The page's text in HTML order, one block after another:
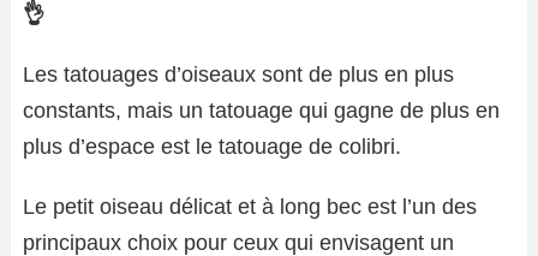
👌
Les tatouages ​​d’oiseaux sont de plus en plus
constants, mais un tatouage qui gagne de plus en
plus d’espace est le tatouage de colibri.
Le petit oiseau délicat et à long bec est l’un des
principaux choix pour ceux qui envisagent un